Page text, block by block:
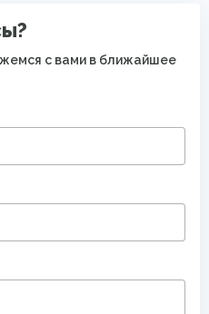
с вами в ближайшее